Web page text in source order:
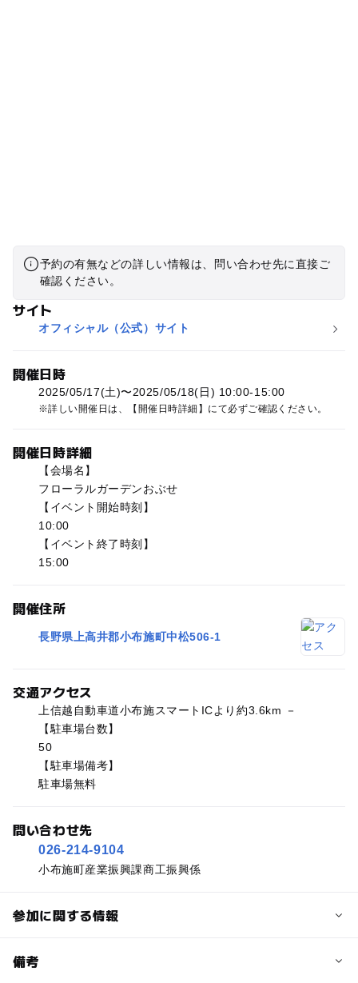
予約の有無などの詳しい情報は、問い合わせ先に直接ご
確認ください。
サイト
オフィシャル（公式）サイト
開催日時
2025/05/17(土)〜2025/05/18(日) 10:00-15:00
詳しい開催日は、【開催日時詳細】にて必ずご確認ください。
開催日時詳細
【会場名】
フローラルガーデンおぶせ
【イベント開始時刻】
10:00
【イベント終了時刻】
15:00
開催住所
長野県上高井郡小布施町中松506-1
交通アクセス
上信越自動車道小布施スマートICより約3.6km －
【駐車場台数】
50
【駐車場備考】
駐車場無料
問い合わせ先
026-214-9104
小布施町産業振興課商工振興係
参加に関する情報
予約/応募
備考